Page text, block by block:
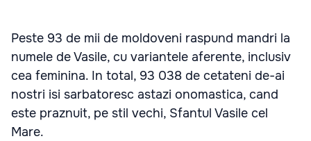
Peste 93 de mii de moldoveni raspund mandri la
numele de Vasile, cu variantele aferente, inclusiv
cea feminina. In total, 93 038 de cetateni de-ai
nostri isi sarbatoresc astazi onomastica, cand
este praznuit, pe stil vechi, Sfantul Vasile cel
Mare.